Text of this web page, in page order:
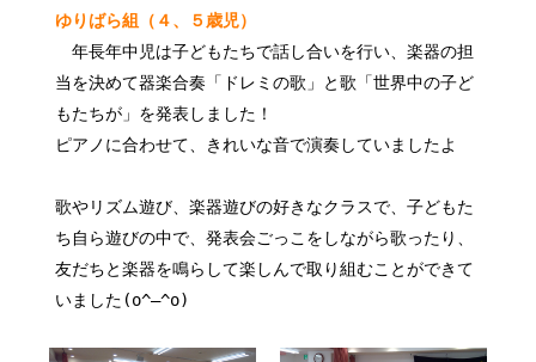
ゆりばら組（４、５歳児）
年長年中児は子どもたちで話し合いを行い、楽器の担
当を決めて器楽合奏「ドレミの歌」と歌「世界中の子ど
もたちが」を発表しました！
ピアノに合わせて、きれいな音で演奏していましたよ
歌やリズム遊び、楽器遊びの好きなクラスで、子どもた
ち自ら遊びの中で、発表会ごっこをしながら歌ったり、
友だちと楽器を鳴らして楽しんで取り組むことができて
いました(o^―^o)